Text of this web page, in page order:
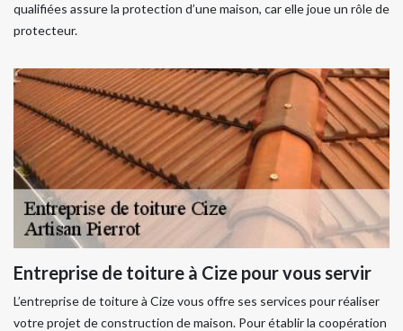
qualifiées assure la protection d’une maison, car elle joue un rôle de
protecteur.
Entreprise de toiture à Cize pour vous servir
L’entreprise de toiture à Cize vous offre ses services pour réaliser
votre projet de construction de maison. Pour établir la coopération